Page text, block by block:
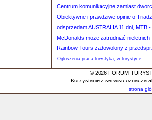
Centrum komunikacyjne zamiast
Obiektywne i prawdziwe opinie o
odsprzedam AUSTRALIA 11 dni, MTB
McDonalds może zatrudniać nieletnich
Rainbow Tours zadowolony z
Ogłoszenia praca turystyka, w turystyce
© 2026 FORUM-
Korzystanie z serwisu oznacza
strona